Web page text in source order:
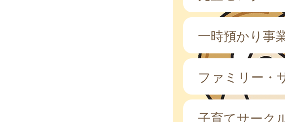
一時預かり事
ファミリー・
子育てサーク